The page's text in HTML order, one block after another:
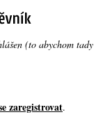
(to abychom tady
zaregistrovat.